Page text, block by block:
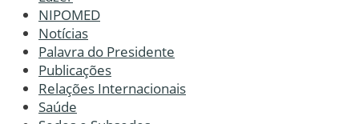
NIPOMED
Notícias
Palavra do Presidente
Publicações
Relações Internacionais
Saúde